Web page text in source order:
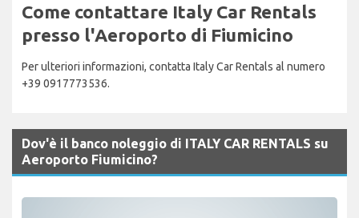
Come contattare Italy Car Rentals
presso l'Aeroporto di Fiumicino
Per ulteriori informazioni, contatta Italy Car Rentals al numero
+39 0917773536.
Dov'è il banco noleggio di ITALY CAR RENTALS su
Aeroporto Fiumicino?